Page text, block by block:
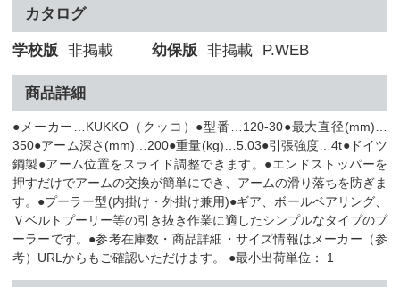
カタログ
学校版 非掲載 幼保版 非掲載 P.WEB
商品詳細
●メーカー…KUKKO（クッコ）●型番…120-30●最大直径(mm)…
350●アーム深さ(mm)…200●重量(kg)…5.03●引張強度…4t●ドイツ
鋼製●アーム位置をスライド調整できます。●エンドストッパーを
押すだけでアームの交換が簡単にでき、アームの滑り落ちを防ぎま
す。●プーラー型(内掛け・外掛け兼用)●ギア、ボールベアリング、
Ｖベルトプーリー等の引き抜き作業に適したシンプルなタイプのプ
ーラーです。●参考在庫数・商品詳細・サイズ情報はメーカー（参
考）URLからもご確認いただけます。 ●最小出荷単位： 1